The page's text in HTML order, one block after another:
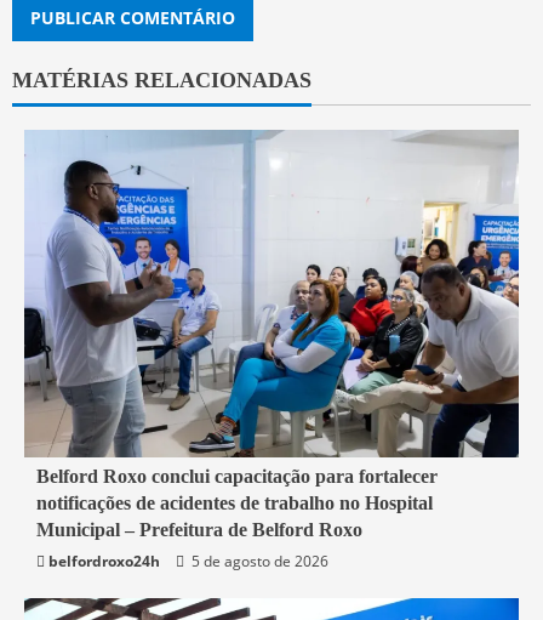
MATÉRIAS RELACIONADAS
2 min read
Belford Roxo
Belford Roxo conclui capacitação para fortalecer
notificações de acidentes de trabalho no Hospital
Municipal – Prefeitura de Belford Roxo
belfordroxo24h
5 de agosto de 2026